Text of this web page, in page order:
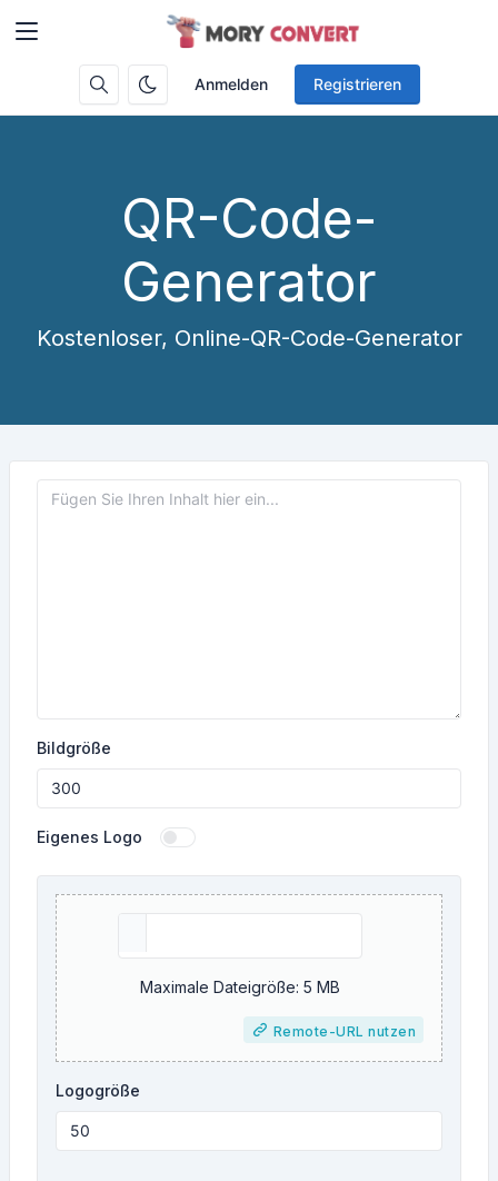
Anmelden Registrieren
QR-Code-
Generator
Kostenloser, Online-QR-Code-Generator
Bildgröße
Eigenes Logo
Maximale Dateigröße: 5 MB
Remote-URL nutzen
Logogröße